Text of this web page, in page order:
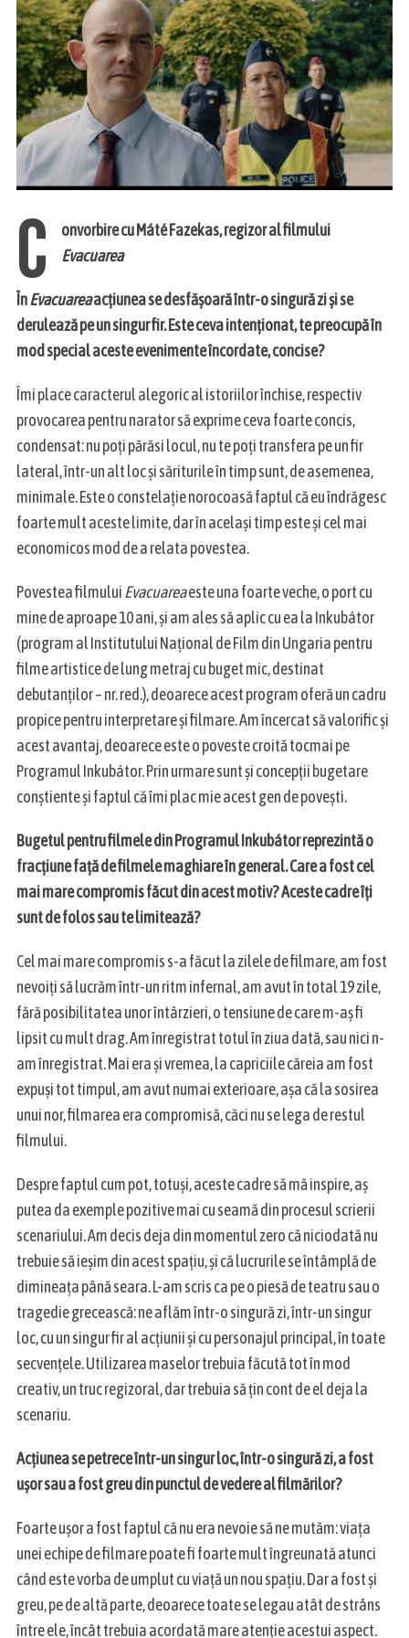
C
onvorbire cu Máté Fazekas, regizor al filmului
Evacuarea
ÎnEvacuareaacțiunea se desfășoară într-o singură zi și se
derulează pe un singur fir. Este ceva intenționat, te preocupă în
mod special aceste evenimente încordate, concise?
Îmi place caracterul alegoric al istoriilor închise, respectiv
provocarea pentru narator să exprime ceva foarte concis,
condensat: nu poți părăsi locul, nu te poți transfera pe un fir
lateral, într-un alt loc și săriturile în timp sunt, de asemenea,
minimale. Este o constelație norocoasă faptul că eu îndrăgesc
foarte mult aceste limite, dar în același timp este și cel mai
economicos mod de a relata povestea.
Povestea filmuluiEvacuareaeste una foarte veche, o port cu
mine de aproape 10 ani, și am ales să aplic cu ea la Inkubátor
(program al Institutului Național de Film din Ungaria pentru
filme artistice de lung metraj cu buget mic, destinat
debutanților – nr. red.), deoarece acest program oferă un cadru
propice pentru interpretare și filmare. Am încercat să valorific și
acest avantaj, deoarece este o poveste croită tocmai pe
Programul Inkubátor. Prin urmare sunt și concepții bugetare
conștiente și faptul că îmi plac mie acest gen de povești.
Bugetul pentru filmele din Programul Inkubátor reprezintă o
fracțiune față de filmele maghiare în general. Care a fost cel
mai mare compromis făcut din acest motiv? Aceste cadre îți
sunt de folos sau te limitează?
Cel mai mare compromis s-a făcut la zilele de filmare, am fost
nevoiți să lucrăm într-un ritm infernal, am avut în total 19 zile,
fără posibilitatea unor întârzieri, o tensiune de care m-aș fi
lipsit cu mult drag. Am înregistrat totul în ziua dată, sau nici n-
am înregistrat. Mai era și vremea, la capriciile căreia am fost
expuși tot timpul, am avut numai exterioare, așa că la sosirea
unui nor, filmarea era compromisă, căci nu se lega de restul
filmului.
Despre faptul cum pot, totuși, aceste cadre să mă inspire, aș
putea da exemple pozitive mai cu seamă din procesul scrierii
scenariului. Am decis deja din momentul zero că niciodată nu
trebuie să ieșim din acest spațiu, și că lucrurile se întâmplă de
dimineața până seara. L-am scris ca pe o piesă de teatru sau o
tragedie grecească: ne aflăm într-o singură zi, într-un singur
loc, cu un singur fir al acțiunii și cu personajul principal, în toate
secvențele. Utilizarea maselor trebuia făcută tot în mod
creativ, un truc regizoral, dar trebuia să țin cont de el deja la
scenariu.
Acțiunea se petrece într-un singur loc, într-o singură zi, a fost
ușor sau a fost greu din punctul de vedere al filmărilor?
Foarte ușor a fost faptul că nu era nevoie să ne mutăm: viața
unei echipe de filmare poate fi foarte mult îngreunată atunci
când este vorba de umplut cu viață un nou spațiu. Dar a fost și
greu, pe de altă parte, deoarece toate se legau atât de strâns
între ele, încât trebuia acordată mare atenție acestui aspect.